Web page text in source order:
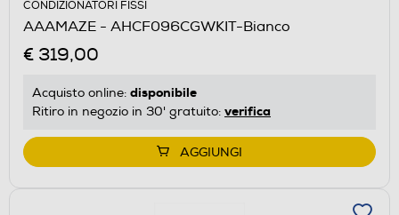
CONDIZIONATORI FISSI
AAAMAZE - AHCF096CGWKIT-Bianco
€ 319,00
Acquisto online: disponibile
Ritiro in negozio in 30' gratuito: verifica
AGGIUNGI